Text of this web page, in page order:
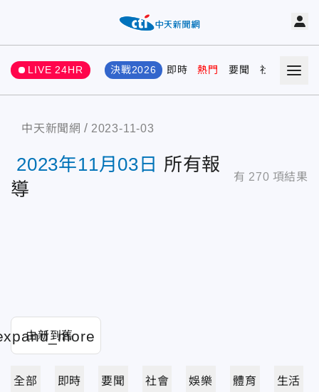
LIVE 24HR 決戰2026 即時 熱門 要聞 社會 娛樂
中天新聞網 2023-11-03
2023年11月03日 所有報
導
有 270 項結果
全部 即時 要聞 社會 娛樂 體育 生活